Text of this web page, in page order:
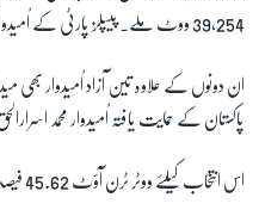
39,254 ووٹ ملے۔ پیپلز پارٹی کے
ان دونوں کے علاوہ تین آزاد اُمیدوار
پاکستان کے حمایت یافتہ اُمیدوار محمد
اس انتخاب کیلئے ووٹر ٹرن آؤٹ 45.62